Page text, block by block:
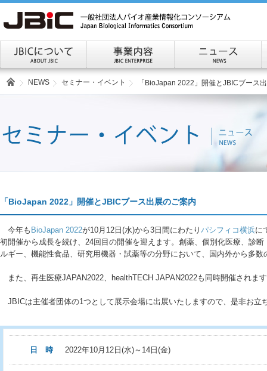
NEWS セミナー・イベント 「BioJapan 2022」開催とJBICブース
「BioJapan 2022」開催とJBICブース出展のご案内
今年も BioJapan 2022が10月12日(水)から3日間にわたり パシフィコ横浜に
初開催から成長を続け、24回目の開催を迎えます。創薬、個別化医療、診
ルギー、機能性食品、研究用機器・試薬等の分野において、国内外から多数
また、再生医療JAPAN2022、healthTECH JAPAN2022も同時開催されま
JBICは主催者団体の1つとして展示会場に出展いたしますので、是非お立
日 時 2022年10月12日(水)～14日(金)